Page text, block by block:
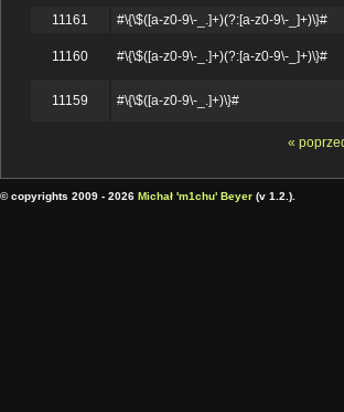
11161
#\{\$([a-z0-9\-_.]+)(?:[a-z0-9\-_]+)\}#
11160 #\{\$([a-z0-9\-_.]+)(?:[a-z0-9\-_]+)\}#
11159 #\{\$([a-z0-9\-_.]+)\}#
«
© copyrights 2009 - 2026 Michał 'm1chu' Beyer (v 1.2.).